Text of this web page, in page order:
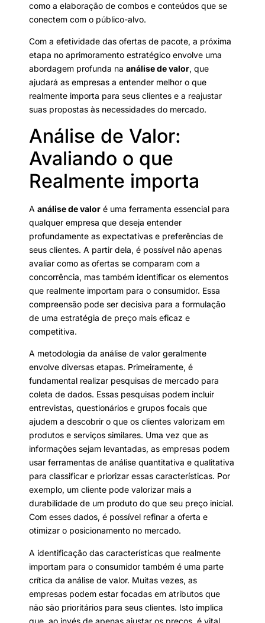
como a elaboração de combos e conteúdos que se
conectem com o público-alvo.
Com a efetividade das ofertas de pacote, a próxima
etapa no aprimoramento estratégico envolve uma
abordagem profunda na análise de valor, que
ajudará as empresas a entender melhor o que
realmente importa para seus clientes e a reajustar
suas propostas às necessidades do mercado.
Análise de Valor:
Avaliando o que
Realmente importa
A análise de valor é uma ferramenta essencial para
qualquer empresa que deseja entender
profundamente as expectativas e preferências de
seus clientes. A partir dela, é possível não apenas
avaliar como as ofertas se comparam com a
concorrência, mas também identificar os elementos
que realmente importam para o consumidor. Essa
compreensão pode ser decisiva para a formulação
de uma estratégia de preço mais eficaz e
competitiva.
A metodologia da análise de valor geralmente
envolve diversas etapas. Primeiramente, é
fundamental realizar pesquisas de mercado para
coleta de dados. Essas pesquisas podem incluir
entrevistas, questionários e grupos focais que
ajudem a descobrir o que os clientes valorizam em
produtos e serviços similares. Uma vez que as
informações sejam levantadas, as empresas podem
usar ferramentas de análise quantitativa e qualitativa
para classificar e priorizar essas características. Por
exemplo, um cliente pode valorizar mais a
durabilidade de um produto do que seu preço inicial.
Com esses dados, é possível refinar a oferta e
otimizar o posicionamento no mercado.
A identificação das características que realmente
importam para o consumidor também é uma parte
crítica da análise de valor. Muitas vezes, as
empresas podem estar focadas em atributos que
não são prioritários para seus clientes. Isto implica
que, ao invés de apenas ajustar os preços, é vital